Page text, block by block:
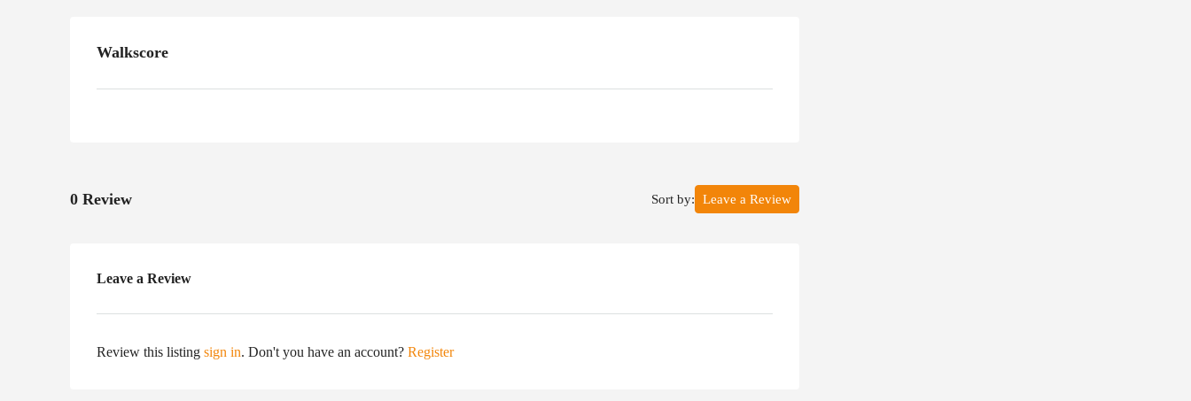
Walkscore
0 Review Sort by: Leave a Review
Leave a Review
Review this listing sign in. Don't you have an account? Register